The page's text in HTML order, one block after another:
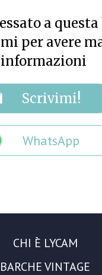
a questa
per avere
informazioni
WhatsApp
CHI È LYCAM
BARCHE VINTAGE